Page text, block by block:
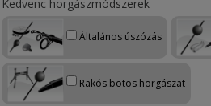
Kedvenc horgászmódszerek
Általános úszózás
Rakós botos horgászat